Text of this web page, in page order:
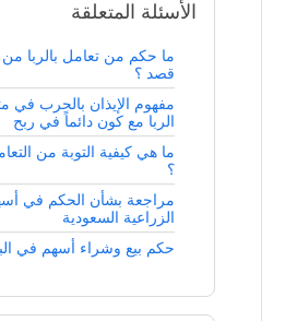
الأسئلة المتعلقة
ما حكم من تعامل بالربا
قصد ؟
مفهوم الإيذان بالحرب في
الربا مع كون دائماً في ربح
ما هي كيفية التوبة من
؟
مراجعة بشأن الحكم في
الزراعية السعودية
حكم بيع وشراء أسهم في